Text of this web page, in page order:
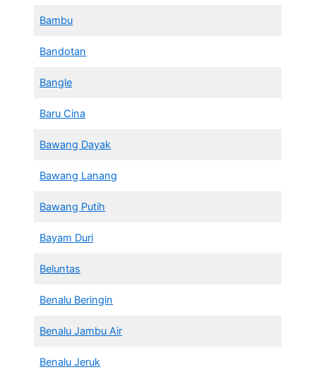
Bambu
Bandotan
Bangle
Baru Cina
Bawang Dayak
Bawang Lanang
Bawang Putih
Bayam Duri
Beluntas
Benalu Beringin
Benalu Jambu Air
Benalu Jeruk